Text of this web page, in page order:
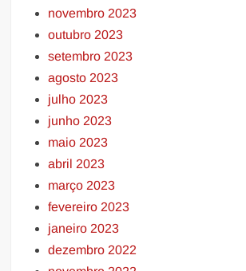
novembro 2023
outubro 2023
setembro 2023
agosto 2023
julho 2023
junho 2023
maio 2023
abril 2023
março 2023
fevereiro 2023
janeiro 2023
dezembro 2022